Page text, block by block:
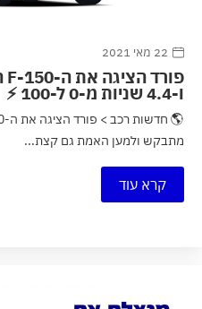
22 מאי 2021
ו-4.4 שניות מ-0 ל-100 ⚡
מתבקש ולמען האמת גם קצת...
קרא עוד